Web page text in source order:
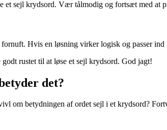
et sejl krydsord. Vær tålmodig og fortsæt med
Hvis en løsning virker logisk og passer
rustet til at løse et sejl krydsord. God jagt!
det?
om betydningen af ordet sejl i et krydsord?